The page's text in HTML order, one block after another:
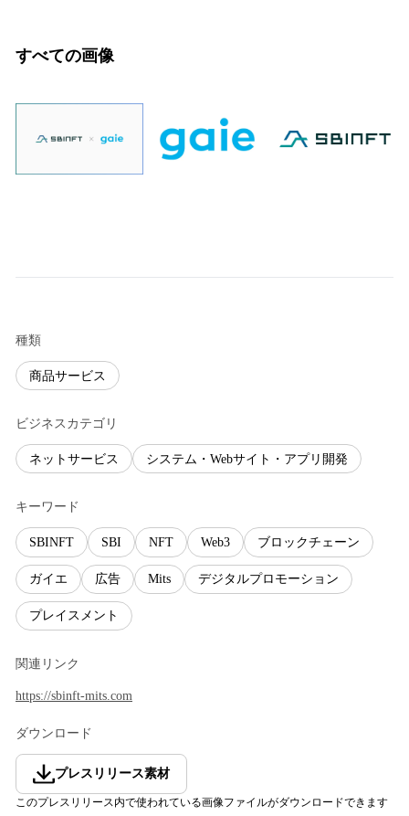
すべての画像
種類
商品サービス
ビジネスカテゴリ
ネットサービス システム・Webサイト・アプリ開発
キーワード
SBINFT SBI NFT Web3 ブロックチェーン
ガイエ 広告 Mits デジタルプロモーション
プレイスメント
関連リンク
https://sbinft-mits.com
ダウンロード
プレスリリース素材
このプレスリリース内で使われている画像ファイルがダウンロードできます